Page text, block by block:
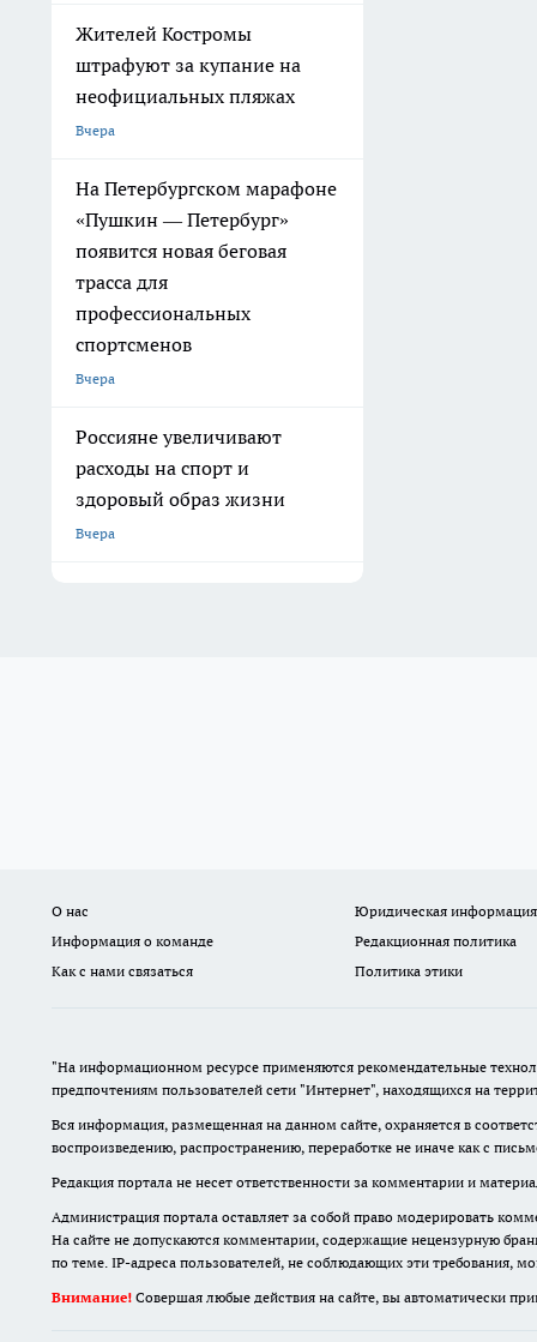
Жителей Костромы
штрафуют за купание на
неофициальных пляжах
Вчера
На Петербургском марафоне
«Пушкин — Петербург»
появится новая беговая
трасса для
профессиональных
спортсменов
Вчера
Россияне увеличивают
расходы на спорт и
здоровый образ жизни
Вчера
О нас
Юридическая информация
Информация о команде
Редакционная политика
Как с нами связаться
Политика этики
"На информационном ресурсе применяются рекомендательные
предпочтениям пользователей сети "Интернет", находящихся на
Вся информация, размещенная на данном сайте, охраняется в
воспроизведению, распространению, переработке не иначе как с
Редакция портала не несет ответственности за комментарии и
Администрация портала оставляет за собой право модерировать
На сайте не допускаются комментарии, содержащие нецензурную
по теме. IP-адреса пользователей, не соблюдающих эти требования,
Внимание! Совершая любые действия на сайте, вы автоматически